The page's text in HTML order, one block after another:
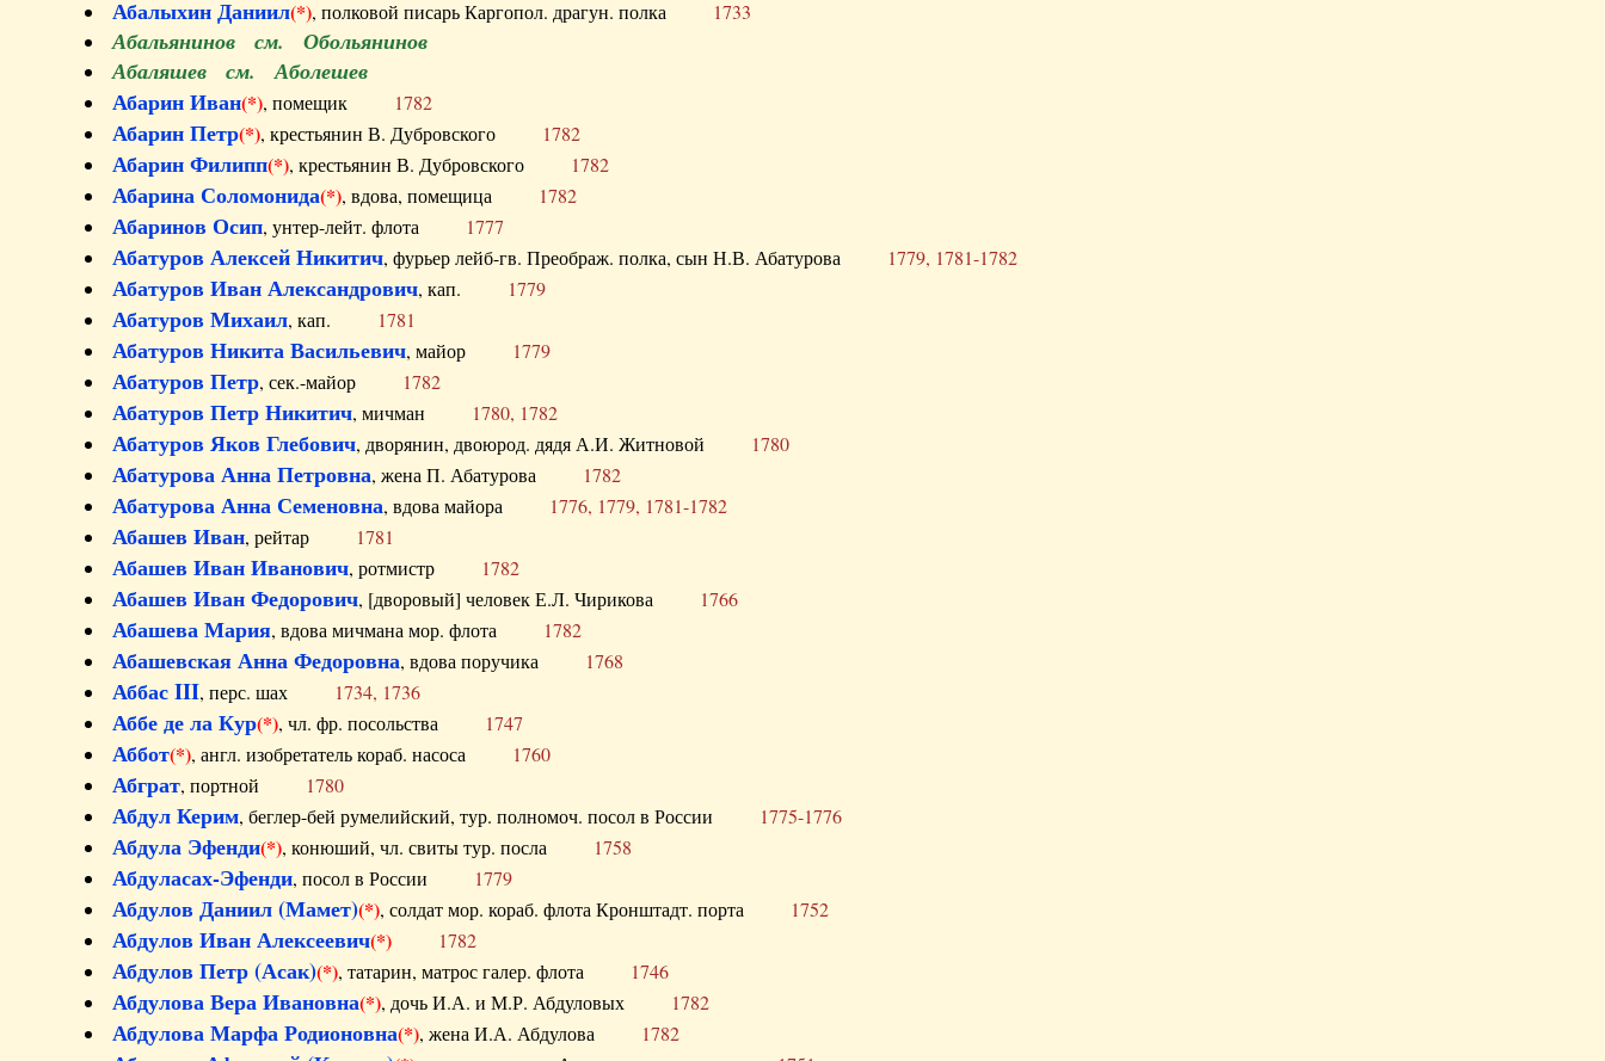
Абалыхин Даниил(*), полковой писарь Каргопол. драгун. полка 1733
Абальянинов см. Обольянинов
Абаляшев см. Аболешев
Абарин Иван(*), помещик 1782
Абарин Петр(*), крестьянин В. Дубровского 1782
Абарин Филипп(*), крестьянин В. Дубровского 1782
Абарина Соломонида(*), вдова, помещица 1782
Абаринов Осип, унтер-лейт. флота 1777
Абатуров Алексей Никитич, фурьер лейб-гв. Преображ. полка, сын Н.В. Абатурова 1779, 1781-1782
Абатуров Иван Александрович, кап. 1779
Абатуров Михаил, кап. 1781
Абатуров Никита Васильевич, майор 1779
Абатуров Петр, сек.-майор 1782
Абатуров Петр Никитич, мичман 1780, 1782
Абатуров Яков Глебович, дворянин, двоюрод. дядя А.И. Житновой 1780
Абатурова Анна Петровна, жена П. Абатурова 1782
Абатурова Анна Семеновна, вдова майора 1776, 1779, 1781-1782
Абашев Иван, рейтар 1781
Абашев Иван Иванович, ротмистр 1782
Абашев Иван Федорович, [дворовый] человек Е.Л. Чирикова 1766
Абашева Мария, вдова мичмана мор. флота 1782
Абашевская Анна Федоровна, вдова поручика 1768
Аббас III, перс. шах 1734, 1736
Аббе де ла Кур(*), чл. фр. посольства 1747
Аббот(*), англ. изобретатель кораб. насоса 1760
Абграт, портной 1780
Абдул Керим, беглер-бей румелийский, тур. полномоч. посол в России 1775-1776
Абдула Эфенди(*), конюший, чл. свиты тур. посла 1758
Абдуласах-Эфенди, посол в России 1779
Абдулов Даниил (Мамет)(*), солдат мор. кораб. флота Кронштадт. порта 1752
Абдулов Иван Алексеевич(*) 1782
Абдулов Петр (Асак)(*), татарин, матрос галер. флота 1746
Абдулова Вера Ивановна(*), дочь И.А. и М.Р. Абдуловых 1782
Абдулова Марфа Родионовна(*), жена И.А. Абдулова 1782